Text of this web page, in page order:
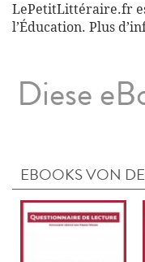
LePetitLittéraire.fr
l’Éducation. Plus
Diese
EBOOKS VON